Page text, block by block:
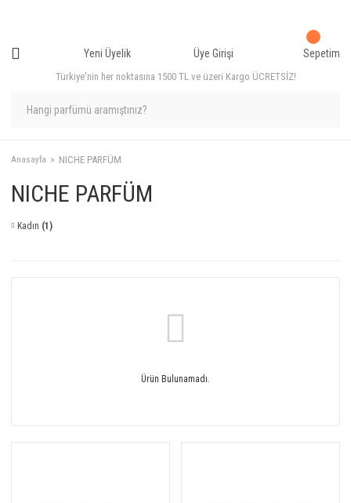
Türkiye'nin her noktasına 1500 TL ve üzeri Kargo ÜCRETSİZ!
Yeni Üyelik Üye Girişi Sepetim
Anasayfa NICHE PARFÜM
NICHE PARFÜM
Kadın (1)
Ürün Bulunamadı.